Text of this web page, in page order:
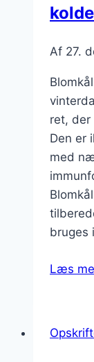
Af 27.
ret, der
Den er
med
bruges
Læs